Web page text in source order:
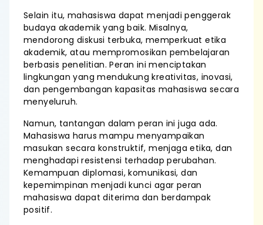
Selain itu, mahasiswa dapat menjadi penggerak
budaya akademik yang baik. Misalnya,
mendorong diskusi terbuka, memperkuat etika
akademik, atau mempromosikan pembelajaran
berbasis penelitian. Peran ini menciptakan
lingkungan yang mendukung kreativitas, inovasi,
dan pengembangan kapasitas mahasiswa secara
menyeluruh.
Namun, tantangan dalam peran ini juga ada.
Mahasiswa harus mampu menyampaikan
masukan secara konstruktif, menjaga etika, dan
menghadapi resistensi terhadap perubahan.
Kemampuan diplomasi, komunikasi, dan
kepemimpinan menjadi kunci agar peran
mahasiswa dapat diterima dan berdampak
positif.